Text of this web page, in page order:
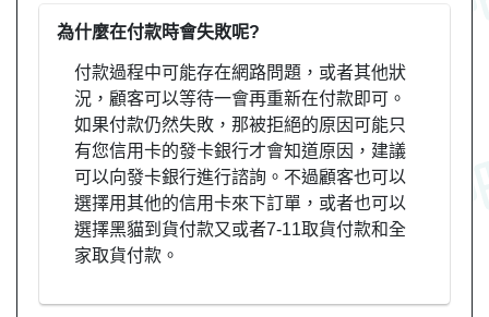
為什麼在付款時會失敗呢?
付款過程中可能存在網路問題，或者其他狀
況，顧客可以等待一會再重新在付款即可。
如果付款仍然失敗，那被拒絕的原因可能只
有您信用卡的發卡銀行才會知道原因，建議
可以向發卡銀行進行諮詢。不過顧客也可以
選擇用其他的信用卡來下訂單，或者也可以
選擇黑貓到貨付款又或者7-11取貨付款和全
家取貨付款。